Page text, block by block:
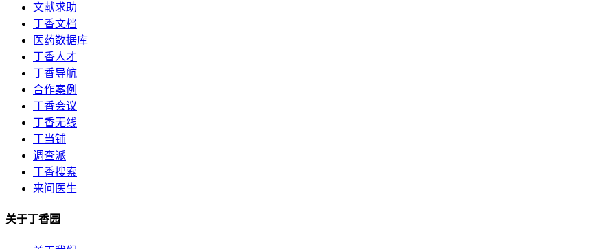
文献求助
丁香文档
医药数据库
丁香人才
丁香导航
合作案例
丁香会议
丁香无线
丁当铺
调查派
丁香搜索
来问医生
关于丁香园